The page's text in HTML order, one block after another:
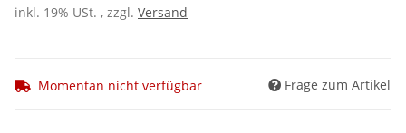
inkl. 19% USt. , zzgl. Versand
Momentan nicht verfügbar Frage zum Artikel